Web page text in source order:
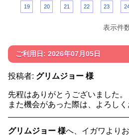
19 20 21 22 23
表示件
ご利用日: 2026年07月05日
投稿者: グリムジョー 様
先程はありがとうございました。
また機会があった際は、よろしく
グリムジョー 様へ、イガワより